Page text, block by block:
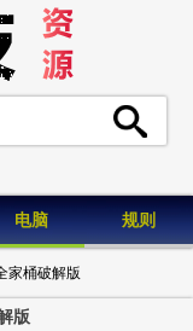
电脑 规则
家桶破解版
版